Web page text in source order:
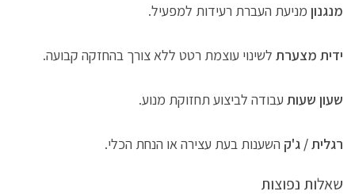
מנגנון מניעת העברת רעידות למפעיל.
ידית מצערת לשינוי עוצמת רטט ללא צורך בהחזקה קבועה.
שעון שעות עבודה לביצוע תחזוקת מנוע.
רגלית / ג'ק השענות בעת עצירה או הנחת הכלי.
שאלות נפוצות